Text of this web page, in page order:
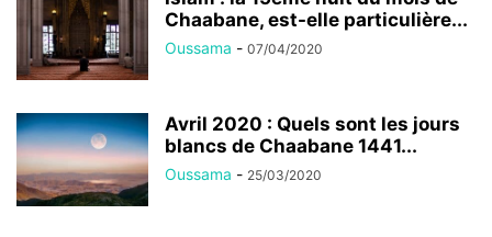
Chaabane, est-elle particulière...
Oussama - 07/04/2020
Avril 2020 : Quels sont les jours
blancs de Chaabane 1441...
Oussama - 25/03/2020